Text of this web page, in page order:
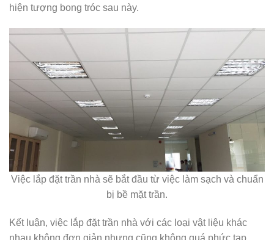
hiện tượng bong tróc sau này.
Việc lắp đặt trần nhà sẽ bắt đầu từ việc làm sạch và chuẩn
bị bề mặt trần.
Kết luận, việc lắp đặt trần nhà với các loại vật liệu khác
nhau không đơn giản nhưng cũng không quá phức tạp.